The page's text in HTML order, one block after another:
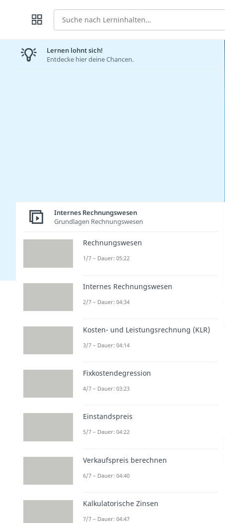
Suche
Lernen lohnt sich!
Entdecke hier deine Chancen.
Internes Rechnungswesen
Grundlagen Rechnungswesen
Rechnungswesen
1/7 – Dauer: 05:22
Internes Rechnungswesen
2/7 – Dauer: 04:34
Kosten- und Leistungsrechnung (KLR)
3/7 – Dauer: 04:14
Fixkostendegression
4/7 – Dauer: 03:23
Einstandspreis
5/7 – Dauer: 04:22
Verkaufspreis berechnen
6/7 – Dauer: 04:40
Kalkulatorische Zinsen
7/7 – Dauer: 04:47